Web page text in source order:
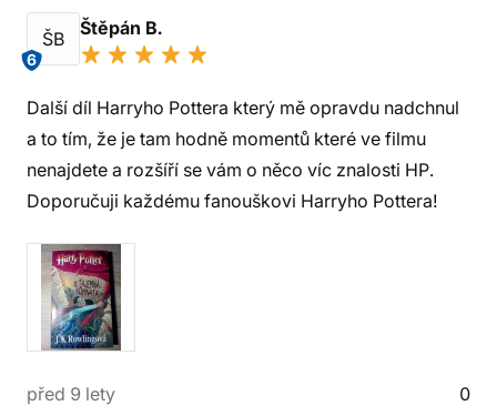
ŠB
6
Štěpán B.
Další díl Harryho Pottera který mě opravdu nadchnul
a to tím, že je tam hodně momentů které ve filmu
nenajdete a rozšíří se vám o něco víc znalosti HP.
Doporučuji každému fanouškovi Harryho Pottera!
před 9 lety 0